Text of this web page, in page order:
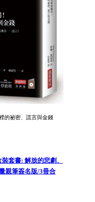
的祕密、謊言與金錢
套書: 解放的悲劇、
親筆簽名版/3冊合